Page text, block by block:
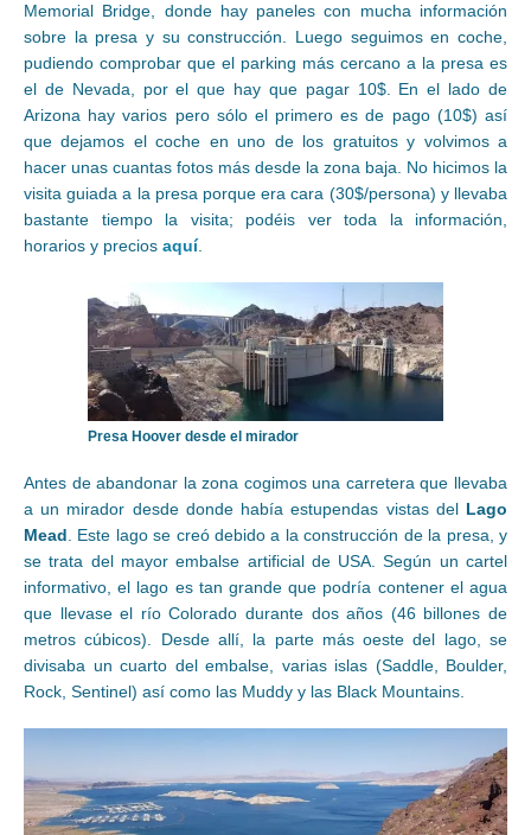
Memorial Bridge, donde hay paneles con mucha información
sobre la presa y su construcción. Luego seguimos en coche,
pudiendo comprobar que el parking más cercano a la presa es
el de Nevada, por el que hay que pagar 10$. En el lado de
Arizona hay varios pero sólo el primero es de pago (10$) así
que dejamos el coche en uno de los gratuitos y volvimos a
hacer unas cuantas fotos más desde la zona baja. No hicimos la
visita guiada a la presa porque era cara (30$/persona) y llevaba
bastante tiempo la visita; podéis ver toda la información,
horarios y precios aquí.
Presa Hoover desde el mirador
Antes de abandonar la zona cogimos una carretera que llevaba
a un mirador desde donde había estupendas vistas del Lago
Mead. Este lago se creó debido a la construcción de la presa, y
se trata del mayor embalse artificial de USA. Según un cartel
informativo, el lago es tan grande que podría contener el agua
que llevase el río Colorado durante dos años (46 billones de
metros cúbicos). Desde allí, la parte más oeste del lago, se
divisaba un cuarto del embalse, varias islas (Saddle, Boulder,
Rock, Sentinel) así como las Muddy y las Black Mountains.